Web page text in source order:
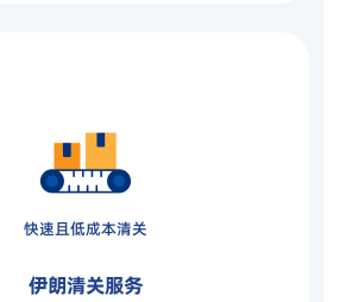
快速且低成本清关
伊朗清关服务